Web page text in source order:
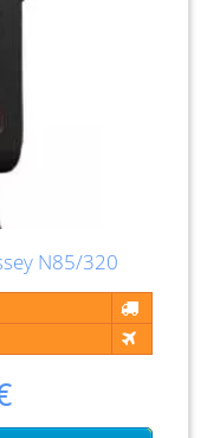
N85/320